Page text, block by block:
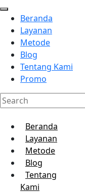
Beranda
Layanan
Metode
Blog
Tentang Kami
Promo
Beranda
Layanan
Metode
Blog
Tentang
Kami